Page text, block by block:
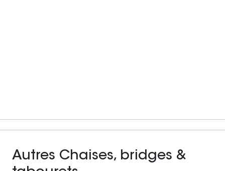
Autres Chaises, bridges &